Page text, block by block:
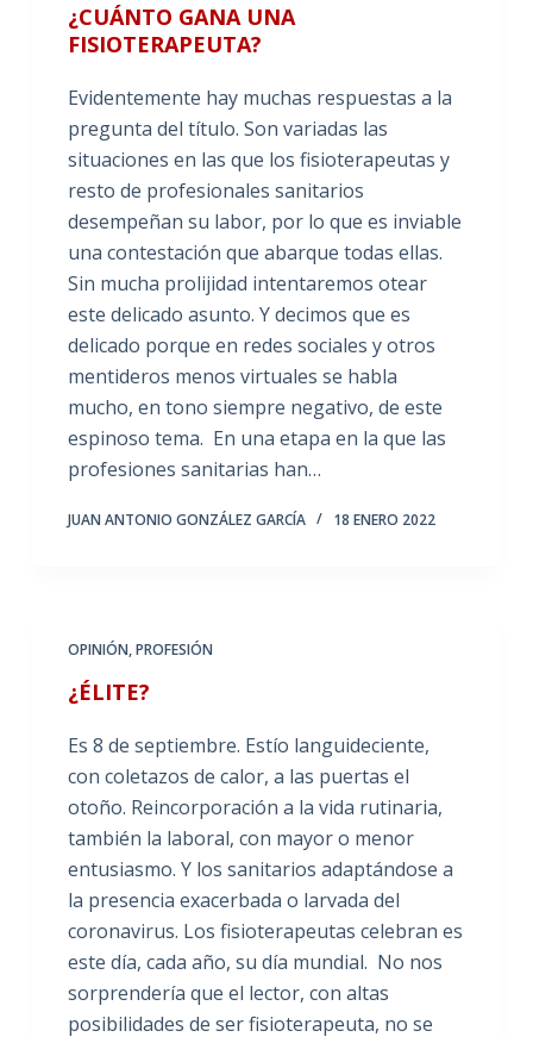
¿CUÁNTO GANA UNA
FISIOTERAPEUTA?
Evidentemente hay muchas respuestas a la
pregunta del título. Son variadas las
situaciones en las que los fisioterapeutas y
resto de profesionales sanitarios
desempeñan su labor, por lo que es inviable
una contestación que abarque todas ellas.
Sin mucha prolijidad intentaremos otear
este delicado asunto. Y decimos que es
delicado porque en redes sociales y otros
mentideros menos virtuales se habla
mucho, en tono siempre negativo, de este
espinoso tema. En una etapa en la que las
profesiones sanitarias han…
JUAN ANTONIO GONZÁLEZ GARCÍA 18 ENERO 2022
OPINIÓN,PROFESIÓN
¿ÉLITE?
Es 8 de septiembre. Estío languideciente,
con coletazos de calor, a las puertas el
otoño. Reincorporación a la vida rutinaria,
también la laboral, con mayor o menor
entusiasmo. Y los sanitarios adaptándose a
la presencia exacerbada o larvada del
coronavirus. Los fisioterapeutas celebran es
este día, cada año, su día mundial. No nos
sorprendería que el lector, con altas
posibilidades de ser fisioterapeuta, no se